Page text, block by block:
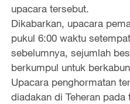
upacara tersebut.
Dikabarkan, upacara
pukul 6:00 waktu
sebelumnya, sejumlah
berkumpul untuk
Upacara penghormatan
diadakan di Teheran